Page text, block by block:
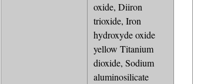
oxide, Diiron
trioxide, Iron
hydroxyde oxide
yellow Titanium
dioxide, Sodium
aluminosilicate